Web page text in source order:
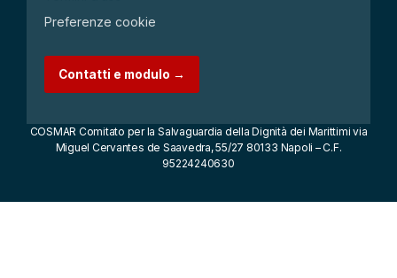
Preferenze cookie
Contatti e modulo →
COSMAR Comitato per la Salvaguardia della Dignità dei Marittimi via
Miguel Cervantes de Saavedra, 55/27 80133 Napoli – C.F.
95224240630